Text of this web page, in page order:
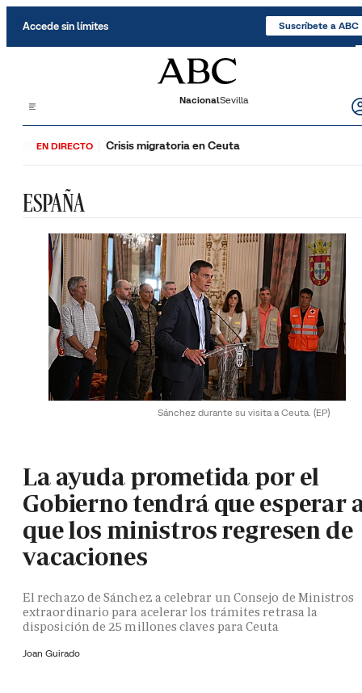
Accede sin límites Suscríbete a ABC
NacionalSevilla
EN DIRECTO Crisis migratoria en Ceuta
ESPAÑA
Sánchez durante su visita a Ceuta. (EP)
La ayuda prometida por el
Gobierno tendrá que esperar
que los ministros regresen de
vacaciones
El rechazo de Sánchez a celebrar un Consejo de Ministros
extraordinario para acelerar los trámites retrasa la
disposición de 25 millones claves para Ceuta
Joan Guirado